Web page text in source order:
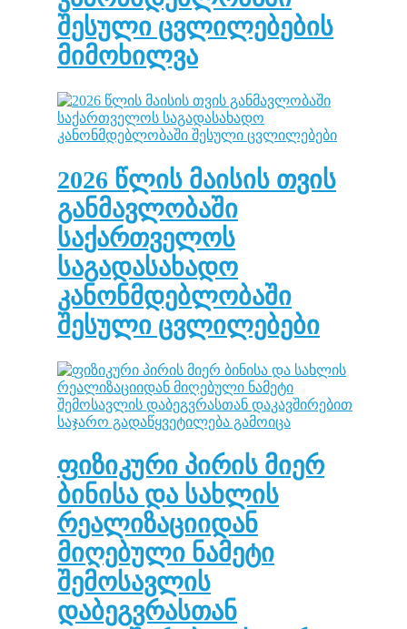
შესული ცვლილებების
მიმოხილვა
2026 წლის მაისის თვის
განმავლობაში
საქართველოს
საგადასახადო
კანონმდებლობაში
შესული ცვლილებები
ფიზიკური პირის მიერ
ბინისა და სახლის
რეალიზაციიდან
მიღებული ნამეტი
შემოსავლის
დაბეგვრასთან